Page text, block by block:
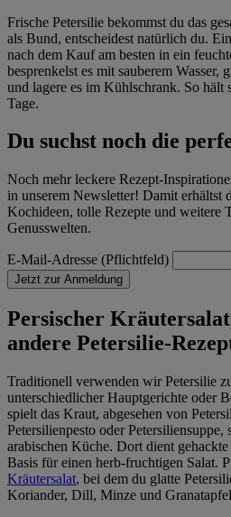
Frische Petersilie bekommst du das
als Bund, entscheidest natürlich du.
nach dem Kauf am besten in ein
besprenkelst es mit sauberem Wasser,
und lagere es im Kühlschrank. So hält
Tage.
Du suchst noch die
Noch mehr leckere Rezept-
in unserem Newsletter! Damit erhältst
Kochideen, tolle Rezepte und weitere
Genusswelten.
E-Mail-Adresse (Pflichtfeld)
Jetzt zur Anmeldung
Persischer
andere Petersilie-
Traditionell verwenden wir Petersilie
unterschiedlicher Hauptgerichte oder
spielt das Kraut, abgesehen von
Petersilienpesto oder Petersiliensuppe,
arabischen Küche. Dort dient
Basis für einen herb-fruchtigen Salat.
Kräutersalat, bei dem du glatte
Koriander, Dill, Minze und